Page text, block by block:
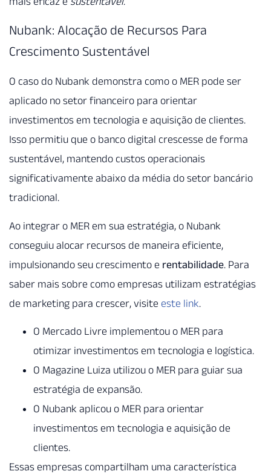
Nubank: Alocação de Recursos Para
Crescimento Sustentável
O caso do Nubank demonstra como o MER pode ser
aplicado no setor financeiro para orientar
investimentos em tecnologia e aquisição de clientes.
Isso permitiu que o banco digital crescesse de forma
sustentável, mantendo custos operacionais
significativamente abaixo da média do setor bancário
tradicional.
Ao integrar o MER em sua estratégia, o Nubank
conseguiu alocar recursos de maneira eficiente,
impulsionando seu crescimento e rentabilidade. Para
saber mais sobre como empresas utilizam estratégias
de marketing para crescer, visite este link.
O Mercado Livre implementou o MER para
otimizar investimentos em tecnologia e logística.
O Magazine Luiza utilizou o MER para guiar sua
estratégia de expansão.
O Nubank aplicou o MER para orientar
investimentos em tecnologia e aquisição de
clientes.
Essas empresas compartilham uma característica